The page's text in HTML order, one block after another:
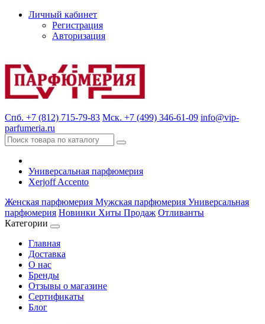
Личный кабинет
Регистрация
Авторизация
Спб. +7 (812) 715-79-83 Мск. +7 (499) 346-61-09 info@vip-
parfumeria.ru
Универсальная парфюмерия
Xerjoff Accento
Женская парфюмерия Мужская парфюмерия Универсальная
парфюмерия Новинки Хиты Продаж Отливанты
Категории
Главная
Доставка
О нас
Бренды
Отзывы о магазине
Сертификаты
Блог